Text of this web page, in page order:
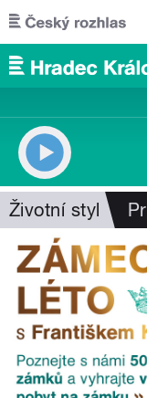
Přejít k hlavnímu
Životní styl